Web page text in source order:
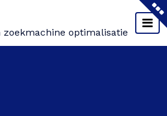
zoekmachine optimalisatie